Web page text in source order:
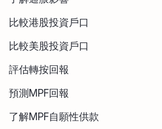
比較港股投資戶口
比較美股投資戶口
評估轉按回報
預測MPF回報
了解MPF自願性供款